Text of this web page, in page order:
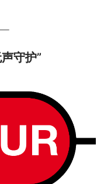
守护”